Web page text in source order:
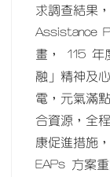
求調查結果
Assistance
畫， 115 年
融」精神及
電，元氣滿
合資源，全
康促進措施
EAPs 方案重